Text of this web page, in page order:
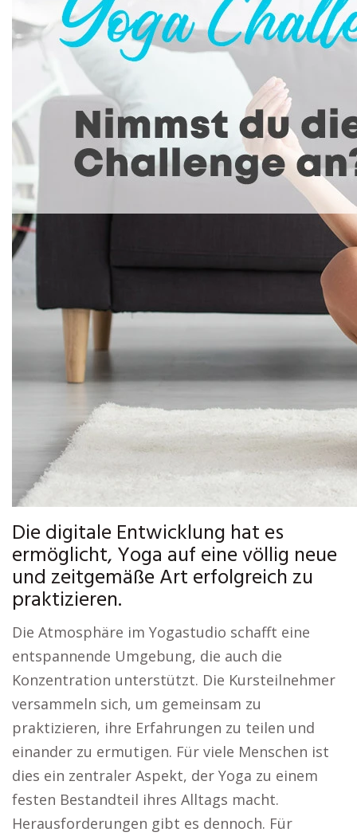
Die digitale Entwicklung hat es
ermöglicht, Yoga auf eine völlig neue
und zeitgemäße Art erfolgreich zu
praktizieren.
Die Atmosphäre im Yogastudio schafft eine
entspannende Umgebung, die auch die
Konzentration unterstützt. Die Kursteilnehmer
versammeln sich, um gemeinsam zu
praktizieren, ihre Erfahrungen zu teilen und
einander zu ermutigen. Für viele Menschen ist
dies ein zentraler Aspekt, der Yoga zu einem
festen Bestandteil ihres Alltags macht.
Herausforderungen gibt es dennoch. Für